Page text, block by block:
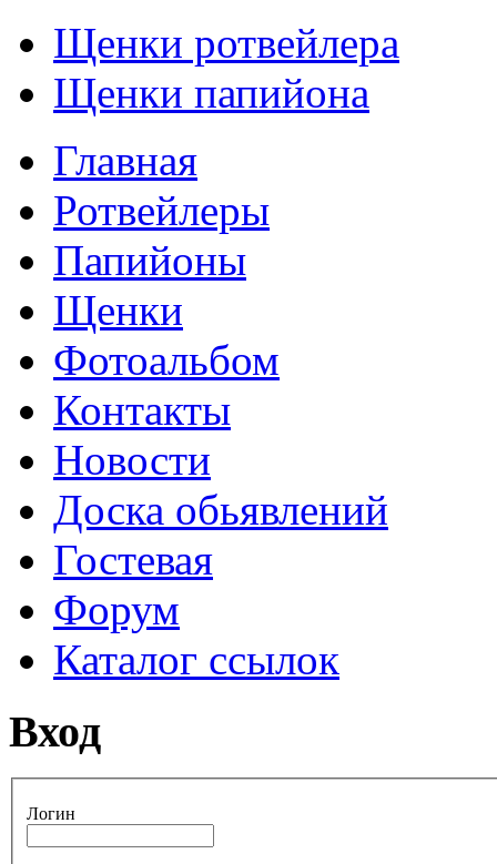
Щенки ротвейлера
Щенки папийона
Главная
Ротвейлеры
Папийоны
Щенки
Фотоальбом
Контакты
Новости
Доска обьявлений
Гостевая
Форум
Каталог ссылок
Вход
Логин